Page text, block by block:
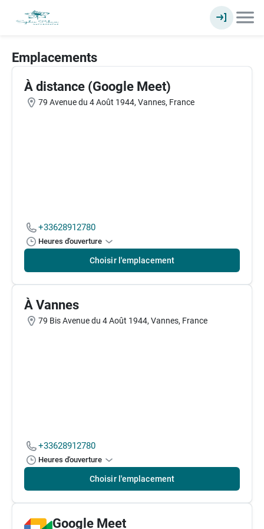
Emplacements
À distance (Google Meet)
79 Avenue du 4 Août 1944, Vannes, France
+33628912780
Heures d'ouverture
Choisir l'emplacement
À Vannes
79 Bis Avenue du 4 Août 1944, Vannes, France
+33628912780
Heures d'ouverture
Choisir l'emplacement
Google Meet